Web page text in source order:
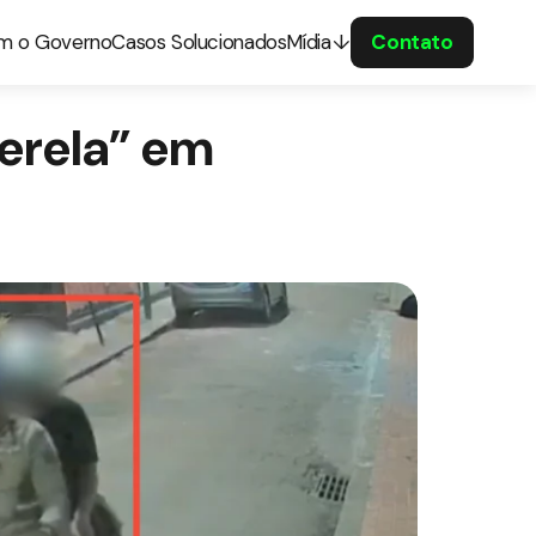
o GovernoCasos SolucionadosMídia Contato
em